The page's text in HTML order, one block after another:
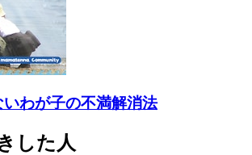
わが子の不満解消法
した人